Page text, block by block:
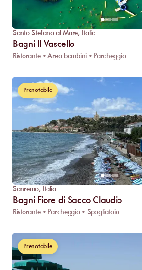
Santo Stefano al Mare, Italia
Bagni Il Vascello
Ristorante • Area bambini • Parcheggio
Prenotabile
Sanremo, Italia
Bagni Fiore di Sacco Claudio
Ristorante • Parcheggio • Spogliatoio
Prenotabile